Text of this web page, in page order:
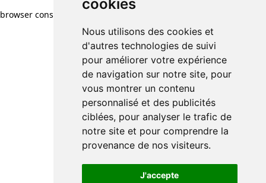
cookies
Nous utilisons des cookies et
d'autres technologies de suivi
pour améliorer votre expérience
de navigation sur notre site, pour
vous montrer un contenu
personnalisé et des publicités
ciblées, pour analyser le trafic de
notre site et pour comprendre la
provenance de nos visiteurs.
J'accepte
browser console for more information)